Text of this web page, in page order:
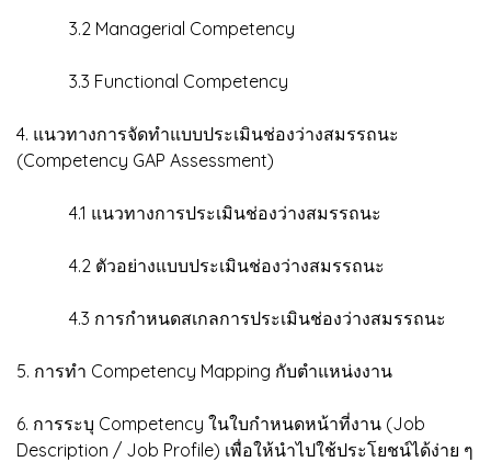
3.2 Managerial Competency
3.3 Functional Competency
4. แนวทางการจัดทำแบบประเมินช่องว่างสมรรถนะ
(Competency GAP Assessment)
4.1 แนวทางการประเมินช่องว่างสมรรถนะ
4.2 ตัวอย่างแบบประเมินช่องว่างสมรรถนะ
4.3 การกำหนดสเกลการประเมินช่องว่างสมรรถนะ
5. การทำ Competency Mapping กับตำแหน่งงาน
6. การระบุ Competency ในใบกำหนดหน้าที่งาน (Job
Description / Job Profile) เพื่อให้นำไปใช้ประโยชน์ได้ง่าย ๆ